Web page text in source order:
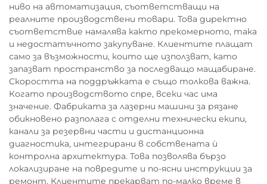
ниво на автоматизация, съответстващи на
реалните производствени товари. Това директно
съответствие намалява както прекомерното, така
и недостатъчното закупуване. Клиентите плащат
само за възможности, които ще използват, като
запазват пространство за последващо мащабиране.
Скоростта на поддръжката е също толкова важна.
Когато производството спре, всеки час има
значение. Фабриката за лазерни машини за рязане
обикновено разполага с отделни технически екипи,
канали за резервни части и дистанционна
диагностика, интегрирани в собствената ѝ
контролна архитектура. Това позволява бързо
локализиране на повредите и по-ясни инструкции за
ремонт. Клиентите прекарват по-малко време в